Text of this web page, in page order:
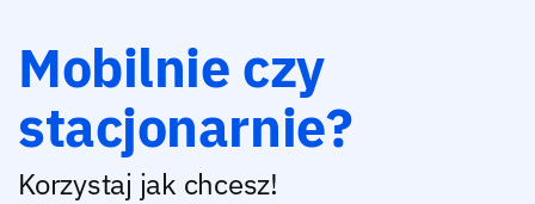
Mobilnie czy
stacjonarnie?
Korzystaj jak chcesz!